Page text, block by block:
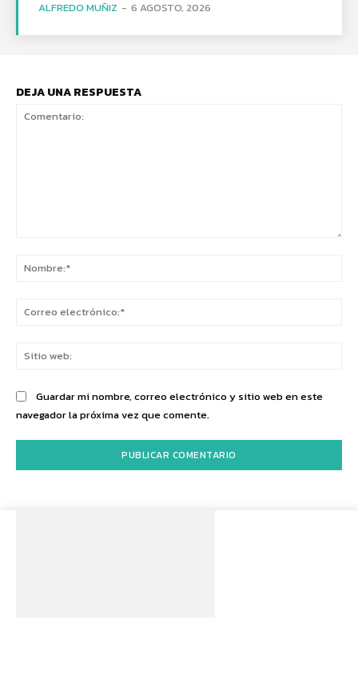
ALFREDO MUÑIZ - 6 AGOSTO, 2026
DEJA UNA RESPUESTA
Guardar mi nombre, correo electrónico y sitio web en este
navegador la próxima vez que comente.